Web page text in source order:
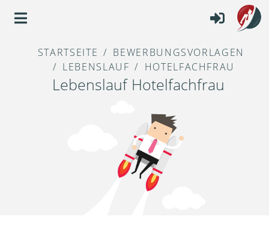
STARTSEITE
BEWERBUNGSVORLAGEN
LEBENSLAUF
HOTELFACHFRAU
Lebenslauf Hotelfachfrau